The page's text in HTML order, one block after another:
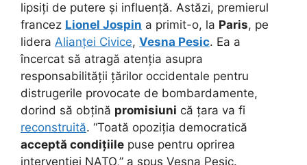
lipsiți de putere și influență. Astăzi, premierul
francez Lionel Jospin a primit-o, la Paris, pe
lidera Alianței Civice, Vesna Pesic. Ea a
încercat să atragă atenția asupra
responsabilității țărilor occidentale pentru
distrugerile provocate de bombardamente,
dorind să obțină promisiuni că țara va fi
reconstruită. “Toată opoziția democratică
acceptă condițiile puse pentru oprirea
intervenției NATO,” a spus Vesna Pesic.